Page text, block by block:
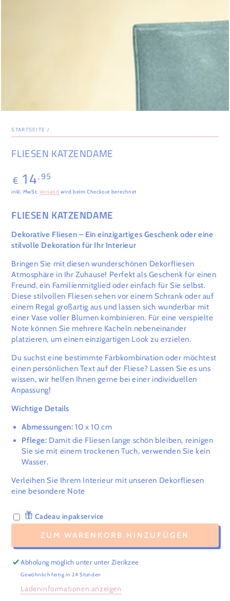
STARTSEITE /
FLIESEN KATZENDAME
Regulärer
Preis
€ 14,95
inkl. MwSt. Versand wird beim Checkout berechnet
FLIESEN KATZENDAME
Dekorative Fliesen – Ein einzigartiges Geschenk oder eine
stilvolle Dekoration für Ihr Interieur
Bringen Sie mit diesen wunderschönen Dekorfliesen
Atmosphäre in Ihr Zuhause! Perfekt als Geschenk für einen
Freund, ein Familienmitglied oder einfach für Sie selbst.
Diese stilvollen Fliesen sehen vor einem Schrank oder auf
einem Regal großartig aus und lassen sich wunderbar mit
einer Vase voller Blumen kombinieren. Für eine verspielte
Note können Sie mehrere Kacheln nebeneinander
platzieren, um einen einzigartigen Look zu erzielen.
Du suchst eine bestimmte Farbkombination oder möchtest
einen persönlichen Text auf der Fliese? Lassen Sie es uns
wissen, wir helfen Ihnen gerne bei einer individuellen
Anpassung!
Wichtige Details
Abmessungen: 10 x 10 cm
Pflege: Damit die Fliesen lange schön bleiben, reinigen
Sie sie mit einem trockenen Tuch, verwenden Sie kein
Wasser.
Verleihen Sie Ihrem Interieur mit unseren Dekorfliesen
eine besondere Note
Cadeau inpakservice
ZUM WARENKORB HINZUFÜGEN
Abholung möglich unter unter Zierikzee
Gewöhnlich fertig in 24 Stunden
Ladeninformationen anzeigen